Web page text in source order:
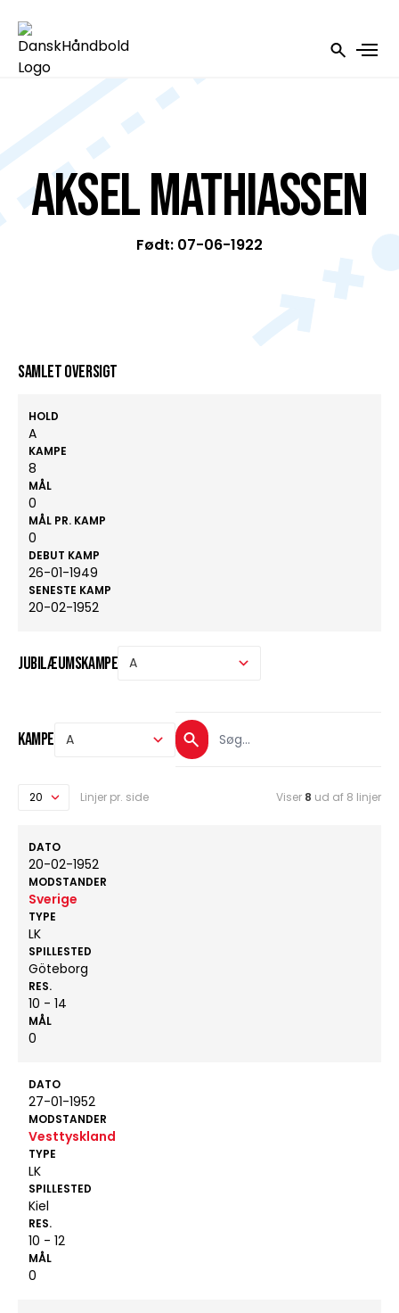
Aksel Mathiassen
Født: 07-06-1922
Samlet oversigt
HOLD
A
KAMPE
8
MÅL
0
MÅL PR. KAMP
0
DEBUT KAMP
26-01-1949
SENESTE KAMP
20-02-1952
Jubilæumskampe
Kampe
Linjer pr. side Viser 8 ud af 8 linjer
DATO
20-02-1952
MODSTANDER
Sverige
TYPE
LK
SPILLESTED
Göteborg
RES.
10 - 14
MÅL
0
DATO
27-01-1952
MODSTANDER
Vesttyskland
TYPE
LK
SPILLESTED
Kiel
RES.
10 - 12
MÅL
0